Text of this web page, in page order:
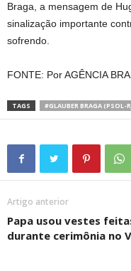
Braga, a mensagem de
sinalização importante
sofrendo.
FONTE: Por AGÊNCIA
TAGS #GLAUBER BRAGA (PSOL-
Artigo anterior
Papa usou vestes
durante cerimônia no